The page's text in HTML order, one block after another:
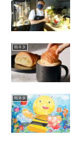
街ネタ
街ネタ